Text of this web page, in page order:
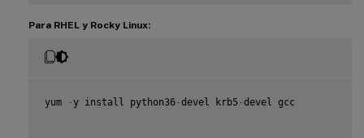
Para RHEL y Rocky Linux:
yum -y install python36-devel krb5 -devel gcc